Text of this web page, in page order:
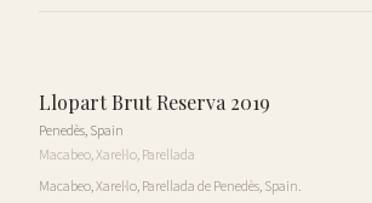
Llopart Brut Reserva 2019
Penedès,Spain
Macabeo, Xarel·lo, Parellada
Macabeo, Xarel·lo, Parellada de Penedès, Spain.